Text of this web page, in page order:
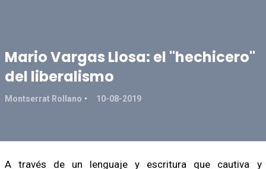
Mario Vargas Llosa: el "hechicero"
del liberalismo
Montserrat Rollano 10-08-2019
A través de un lenguaje y escritura que cautiva y